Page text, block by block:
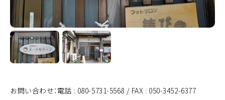
お問い合わせ：電話 : 080-5731-5568 / FAX : 050-3452-6377